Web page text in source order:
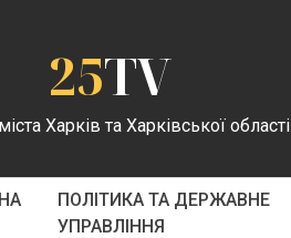
25TV
Харків та Харківської області
ПОЛІТИКА ТА ДЕРЖАВНЕ
УПРАВЛІННЯ